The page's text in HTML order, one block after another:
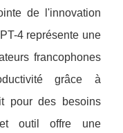
de l'innovation
4 représente une
francophones
grâce à
pour des besoins
outil offre une